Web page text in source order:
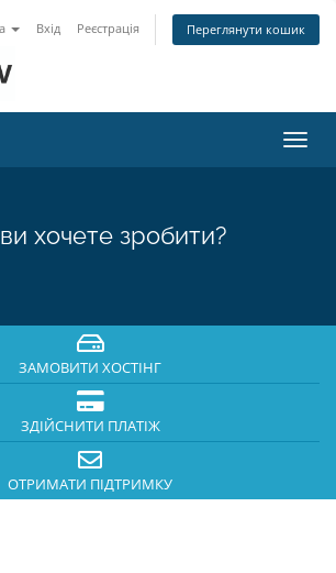
Вхід Реєстрація Переглянути кошик
хочете зробити?
ЗАМОВИТИ ХОСТІНГ
ЗДІЙСНИТИ ПЛАТІЖ
ОТРИМАТИ ПІДТРИМКУ